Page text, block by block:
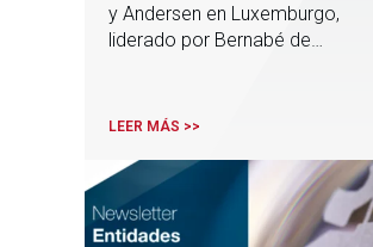
financiación de pymes
europeas
y Andersen en Luxemburgo,
liderado por Bernabé de
materia tributaria durante todo el
hasta el primer cierre que ha
tenido lugar recientemente.
LEER MÁS >>